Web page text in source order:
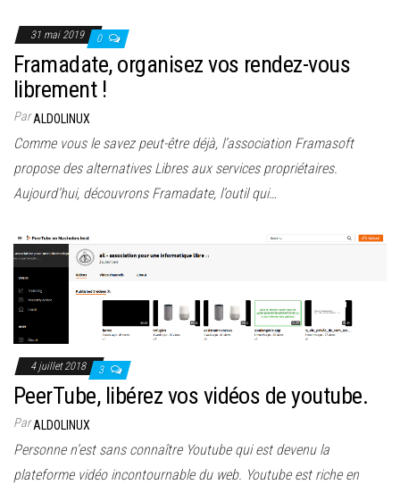
31 mai 2019 0
Framadate, organisez vos rendez-vous
librement !
ParALDOLINUX
Comme vous le savez peut-être déjà, l’association Framasoft
propose des alternatives Libres aux services propriétaires.
Aujourd’hui, découvrons Framadate, l’outil qui…
4 juillet 2018 3
PeerTube, libérez vos vidéos de youtube.
ParALDOLINUX
Personne n’est sans connaître Youtube qui est devenu la
plateforme vidéo incontournable du web. Youtube est riche en